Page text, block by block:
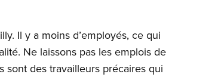
Il y a moins d’employés, ce qui
Ne laissons pas les emplois de
sont des travailleurs précaires qui